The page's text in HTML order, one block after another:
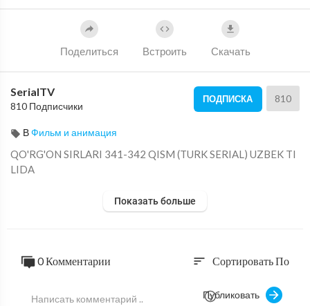
Поделиться Встроить Скачать
SerialTV
810 Подписчики
ПОДПИСКА 810
ВФильм и анимация
⁣QO'RG'ON SIRLARI 341-342 QISM (TURK SERIAL) UZBEK TI
LIDA
Показать больше
0 Комментарии sort Сортировать По
Публиковать